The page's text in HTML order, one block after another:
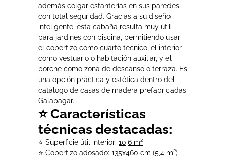
además colgar estanterías en sus paredes
con total seguridad. Gracias a su diseño
inteligente, esta cabaña resulta muy útil
para jardines con piscina, permitiendo usar
el cobertizo como cuarto técnico, el interior
como vestuario o habitación auxiliar, y el
porche como zona de descanso o terraza. Es
una opción práctica y estética dentro del
catálogo de casas de madera prefabricadas
Galapagar.
⭐ Características
técnicas destacadas:
⭐ Superficie útil interior: 10,6 m²
⭐ Cobertizo adosado: 135x460 cm (5,4 m²)